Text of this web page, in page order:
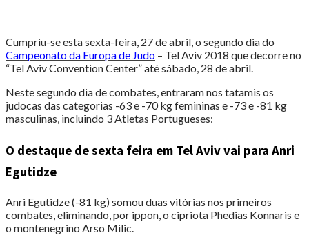
Cumpriu-se esta sexta-feira, 27 de abril, o segundo dia do
Campeonato da Europa de Judo – Tel Aviv 2018 que decorre no
“Tel Aviv Convention Center” até sábado, 28 de abril.
Neste segundo dia de combates, entraram nos tatamis os
judocas das categorias -63 e -70 kg femininas e -73 e -81 kg
masculinas, incluindo 3 Atletas Portugueses:
O destaque de sexta feira em Tel Aviv vai para Anri
Egutidze
Anri Egutidze (-81 kg) somou duas vitórias nos primeiros
combates, eliminando, por ippon, o cipriota Phedias Konnaris e
o montenegrino Arso Milic.